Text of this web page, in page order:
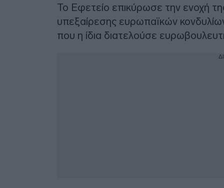
Το Εφετείο επικύρωσε την ενοχή
υπεξαίρεσης ευρωπαϊκών
που η ίδια διατελούσε